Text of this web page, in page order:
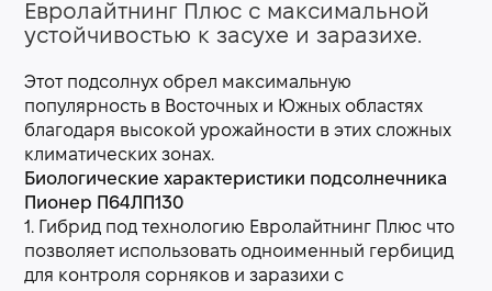
Евролайтнинг Плюс с максимальной
устойчивостью к засухе и заразихе.
Этот подсолнух обрел максимальную
популярность в Восточных и Южных областях
благодаря высокой урожайности в этих сложных
климатических зонах.
Биологические характеристики подсолнечника
Пионер П64ЛП130
1. Гибрид под технологию Евролайтнинг Плюс что
позволяет использовать одноименный гербицид
для контроля сорняков и заразихи с